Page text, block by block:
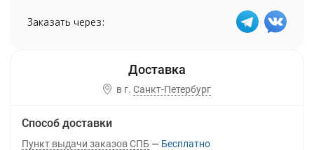
Заказать через:
в г. Санкт-Петербург
Способ доставки
Пункт выдачи заказов СПБ Бесплатно